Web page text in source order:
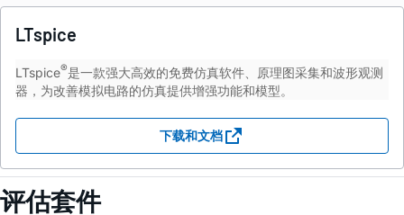
LTspice
LTspice®是一款强大高效的免费仿真软件、原理图采集和波形观测
器，为改善模拟电路的仿真提供增强功能和模型。
下载和文档
评估套件